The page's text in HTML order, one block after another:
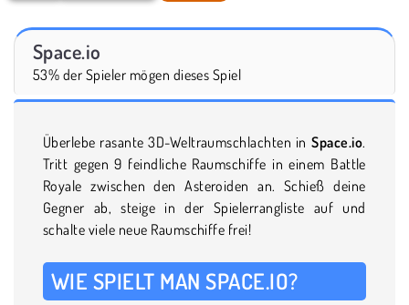
Space.io
53% der Spieler mögen dieses Spiel
Überlebe rasante 3D-Weltraumschlachten inSpace.io.
Tritt gegen 9 feindliche Raumschiffe in einem Battle
Royale zwischen den Asteroiden an. Schieß deine
Gegner ab, steige in der Spielerrangliste auf und
schalte viele neue Raumschiffe frei!
WIE SPIELT MAN SPACE.IO?